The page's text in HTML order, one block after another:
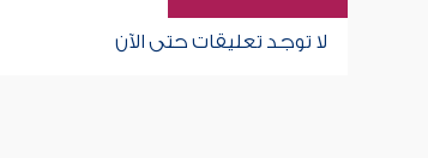
لا توجد تعليقات حتى الآن